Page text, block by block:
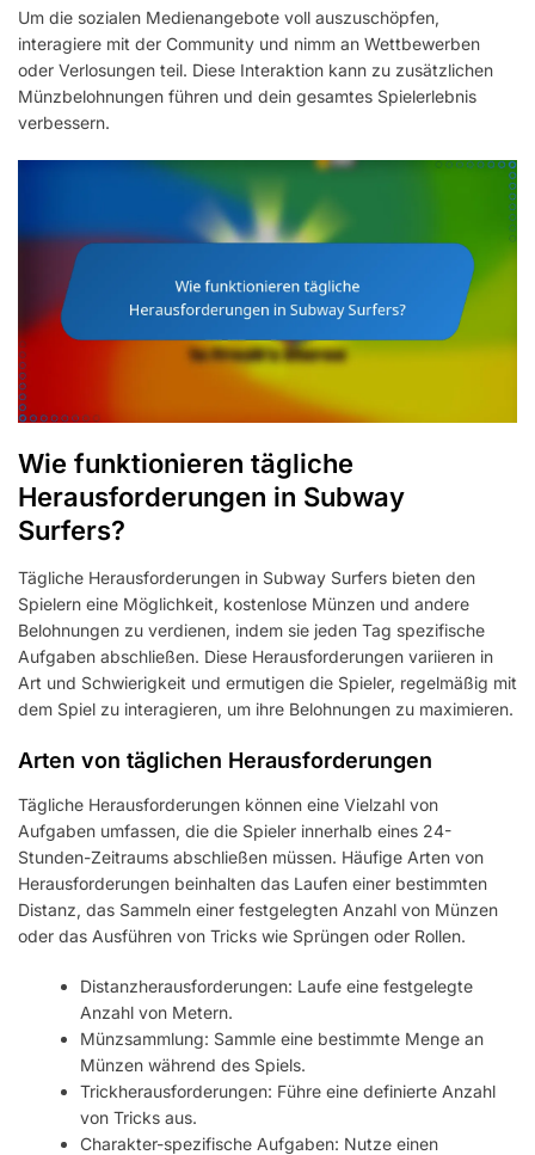
Um die sozialen Medienangebote voll auszuschöpfen,
interagiere mit der Community und nimm an Wettbewerben
oder Verlosungen teil. Diese Interaktion kann zu zusätzlichen
Münzbelohnungen führen und dein gesamtes Spielerlebnis
verbessern.
Wie funktionieren tägliche
Herausforderungen in Subway
Surfers?
Tägliche Herausforderungen in Subway Surfers bieten den
Spielern eine Möglichkeit, kostenlose Münzen und andere
Belohnungen zu verdienen, indem sie jeden Tag spezifische
Aufgaben abschließen. Diese Herausforderungen variieren in
Art und Schwierigkeit und ermutigen die Spieler, regelmäßig mit
dem Spiel zu interagieren, um ihre Belohnungen zu maximieren.
Arten von täglichen Herausforderungen
Tägliche Herausforderungen können eine Vielzahl von
Aufgaben umfassen, die die Spieler innerhalb eines 24-
Stunden-Zeitraums abschließen müssen. Häufige Arten von
Herausforderungen beinhalten das Laufen einer bestimmten
Distanz, das Sammeln einer festgelegten Anzahl von Münzen
oder das Ausführen von Tricks wie Sprüngen oder Rollen.
Distanzherausforderungen: Laufe eine festgelegte
Anzahl von Metern.
Münzsammlung: Sammle eine bestimmte Menge an
Münzen während des Spiels.
Trickherausforderungen: Führe eine definierte Anzahl
von Tricks aus.
Charakter-spezifische Aufgaben: Nutze einen